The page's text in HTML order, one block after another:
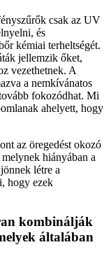
csak az UV
és
kémiai terheltségét.
jellemzik őket,
vezethetnek. A
a nemkívánatos
fokozódhat. Mi
ahelyett, hogy
az öregedést okozó
hiányában a
létre a
hogy ezek
kombinálják
általában